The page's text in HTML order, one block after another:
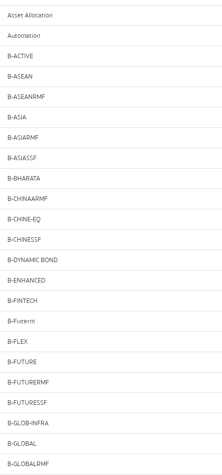
Asset Allocation
Automation
B-ACTIVE
B-ASEAN
B-ASEANRMF
B-ASIA
B-ASIARMF
B-ASIASSF
B-BHARATA
B-CHINAARMF
B-CHINE-EQ
B-CHINESSF
B-DYNAMIC BOND
B-ENHANCED
B-FINTECH
B-Fixterm
B-FLEX
B-FUTURE
B-FUTURERMF
B-FUTURESSF
B-GLOB-INFRA
B-GLOBAL
B-GLOBALRMF